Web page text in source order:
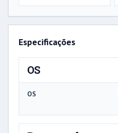
Especificações
OS
OS